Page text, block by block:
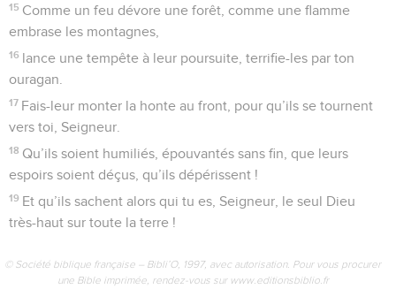
15 Comme un feu dévore une forêt, comme une flamme
embrase les montagnes,
16 lance une tempête à leur poursuite, terrifie-les par ton
ouragan.
17 Fais-leur monter la honte au front, pour qu’ils se tournent
vers toi, Seigneur.
18 Qu’ils soient humiliés, épouvantés sans fin, que leurs
espoirs soient déçus, qu’ils dépérissent !
19 Et qu’ils sachent alors qui tu es, Seigneur, le seul Dieu
très-haut sur toute la terre !
© Société biblique française – Bibli’O, 1997, avec autorisation. Pour vous procurer
une Bible imprimée, rendez-vous sur www.editionsbiblio.fr